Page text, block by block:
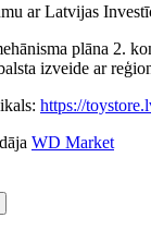
ar Latvijas
plāna 2.
izveide ar
https://
WD Market